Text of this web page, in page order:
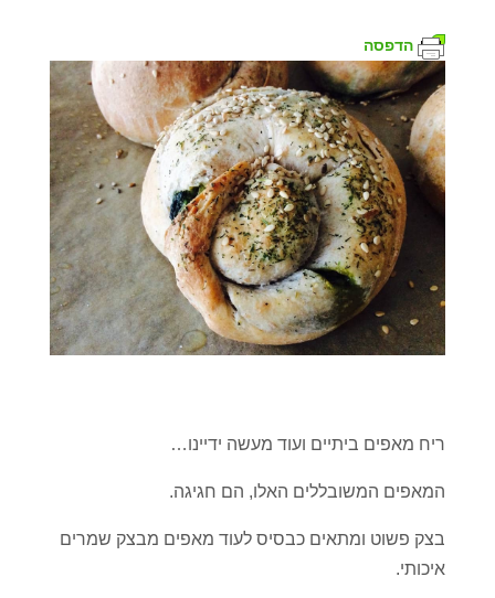
הדפסה
ריח מאפים ביתיים ועוד מעשה ידיינו…
המאפים המשובללים האלו, הם חגיגה.
בצק פשוט ומתאים כבסיס לעוד מאפים מבצק שמרים
איכותי.